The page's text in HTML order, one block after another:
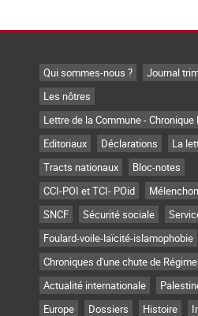
Qui sommes-nous ?
Journal
Les nôtres
Lettre de la Commune - Chronique
Editoriaux
Déclarations
La
Tracts nationaux
Bloc-notes
CCI-POI et TCI- POid
SNCF
Sécurité sociale
Foulard-voile-laïcité-islamophobie
Chroniques d'une chute de Régime
Actualité internationale
Europe
Dossiers Histoire